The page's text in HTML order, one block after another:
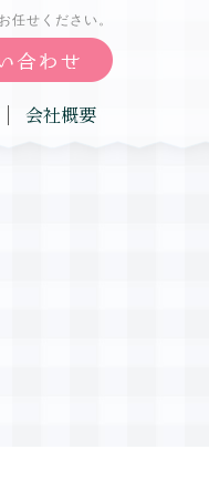
任せください。
会社概要